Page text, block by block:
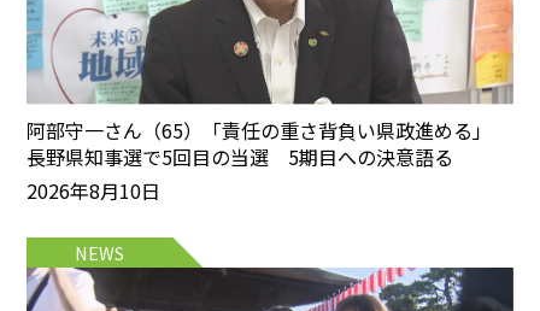
阿部守一さん（65）「責任の重さ背負い県政進める」
長野県知事選で5回目の当選 5期目への決意語る
2026年8月10日
NEWS